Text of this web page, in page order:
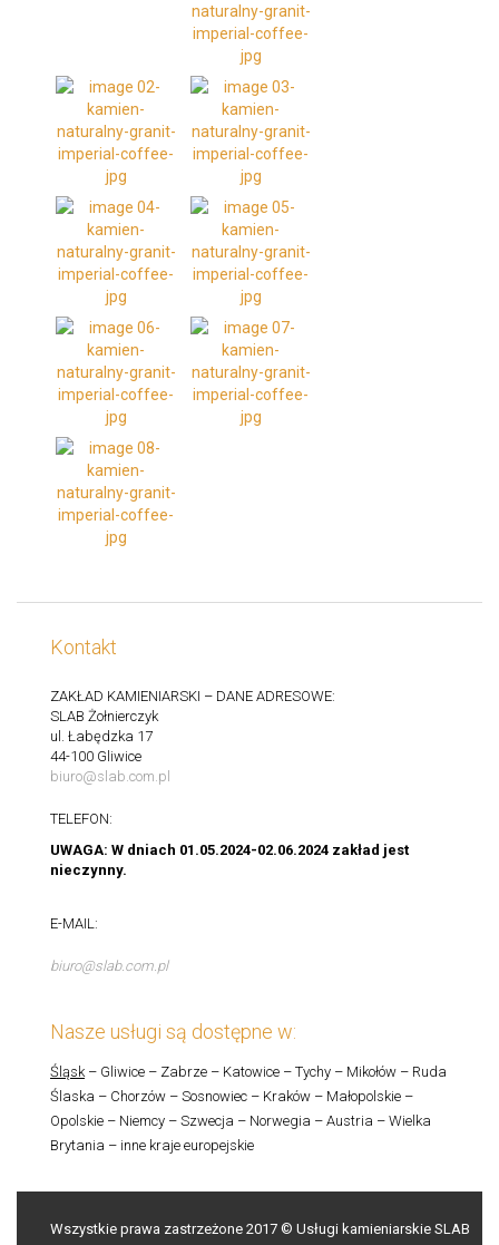
Kontakt
ZAKŁAD KAMIENIARSKI – DANE ADRESOWE:
SLAB Żołnierczyk
ul. Łabędzka 17
44-100 Gliwice
biuro@slab.com.pl
TELEFON:
UWAGA: W dniach 01.05.2024-02.06.2024 zakład jest
nieczynny.
E-MAIL:
biuro@slab.com.pl
Nasze usługi są dostępne w:
Śląsk – Gliwice – Zabrze – Katowice – Tychy – Mikołów – Ruda
Ślaska – Chorzów – Sosnowiec – Kraków – Małopolskie –
Opolskie – Niemcy – Szwecja – Norwegia – Austria – Wielka
Brytania – inne kraje europejskie
Wszystkie prawa zastrzeżone 2017 © Usługi kamieniarskie SLAB